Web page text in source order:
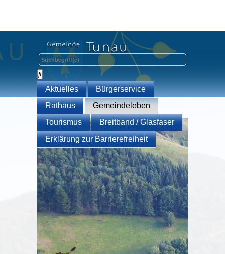
Aktuelles
Bürgerservice
Rathaus
Gemeindeleben
Tourismus
Breitband / Glasfaser
Erklärung zur Barrierefreiheit